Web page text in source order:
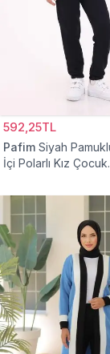
592,25TL
Pafim Siyah
İçi Polarlı Kız Çocuk